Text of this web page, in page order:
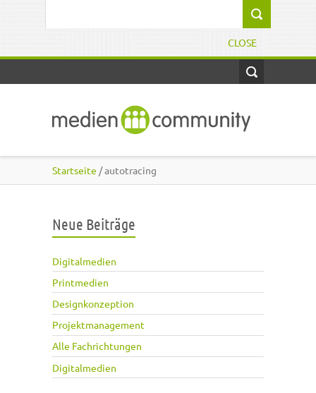
CLOSE
Startseite / autotracing
Neue Beiträge
Digitalmedien
Printmedien
Designkonzeption
Projektmanagement
Alle Fachrichtungen
Digitalmedien